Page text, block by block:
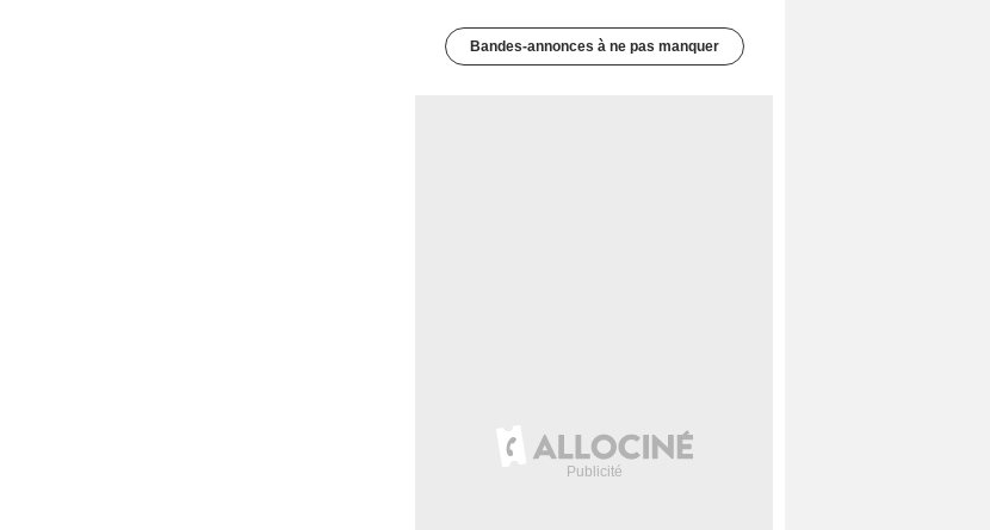
Bandes-annonces à ne pas manquer